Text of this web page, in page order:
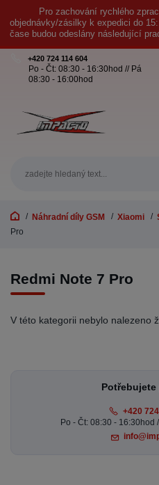
Pro zachování rychlého
objednávky/zásilky k expedici do
čase budou odeslány následující
+420 724 114 604
Po - Čt: 08:30 - 16:30hod // Pá
08:30 - 16:00hod
Náhradní díly GSM Xiaomi
Pro
Redmi Note 7 Pro
V této kategorii nebylo nalezeno
+420
Po - Čt: 08:30 - 16:30hod